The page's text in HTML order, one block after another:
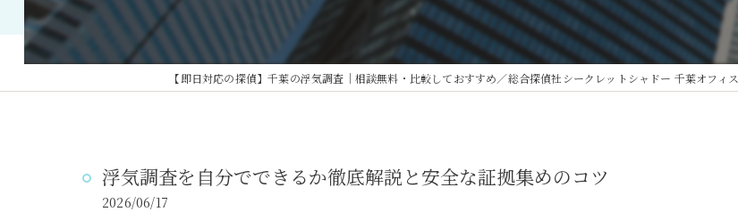
【即日対応の探偵】千葉の浮気調査｜相談無料・比較しておすすめ／総合探偵社シークレットシャドー 千葉オフィス
浮気調査を自分でできるか徹底解説と安全な証拠集めのコツ
2026/06/17